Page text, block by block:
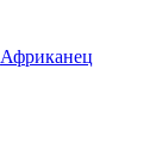
Африканец